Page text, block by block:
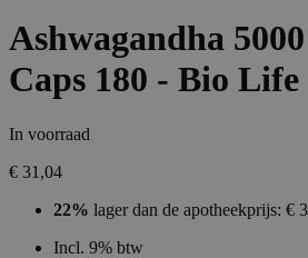
Ashwagandha
Caps 180 - Bio Life
In voorraad
€ 31,04
22% lager dan de apotheekprijs: €
Incl. 9% btw